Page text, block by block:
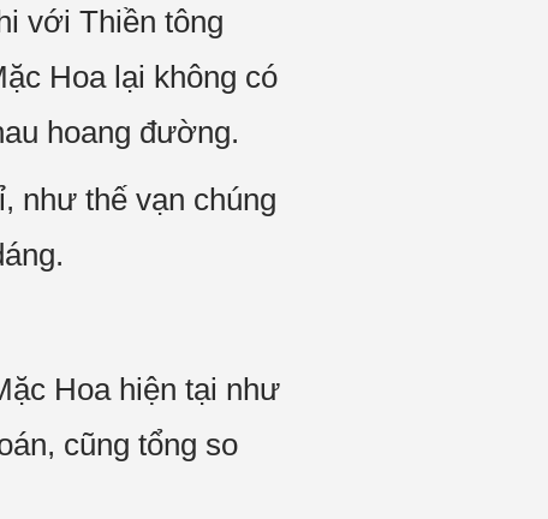
với Thiền tông
Hoa lại không có
hoang đường.
như thế vạn chúng
Hoa hiện tại như
cũng tổng so